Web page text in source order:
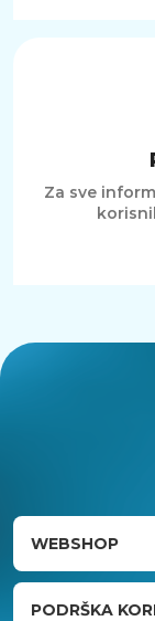
Za sve
WEBSHOP
PODRŠKA